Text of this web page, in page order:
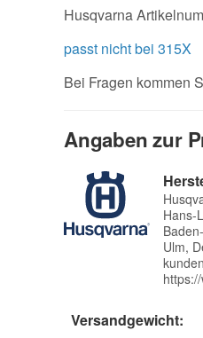
Husqvarna
passt nicht bei 315X
Bei Fragen kommen
Angaben zur
Hans-
Ulm,
Versandgewicht: